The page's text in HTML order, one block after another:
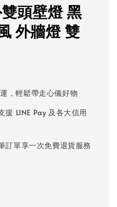
頭壁燈 黑
外牆燈 雙
，輕鬆帶走心儀好物
援 LINE Pay 及各大信用
訂單享一次免費退貨服務